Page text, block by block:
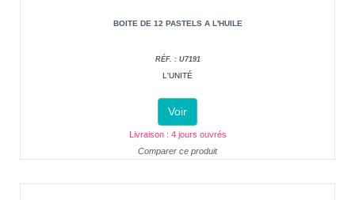
BOITE DE 12 PASTELS A L'HUILE
RÉF. : U7191
L'UNITÉ
Voir
Livraison : 4 jours ouvrés
Comparer ce produit